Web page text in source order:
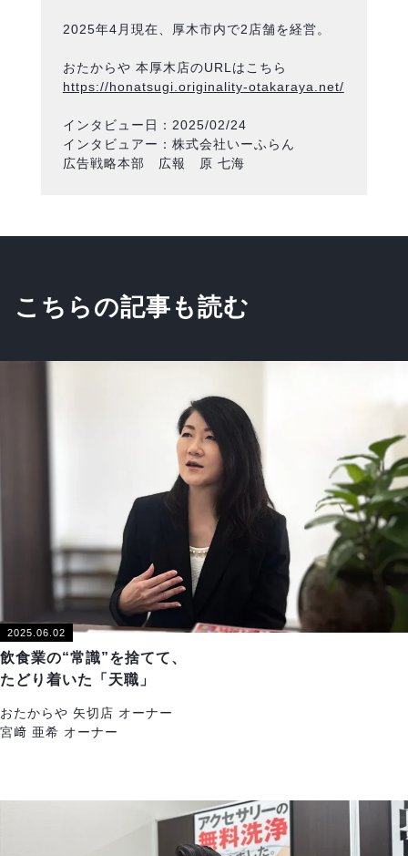
2025年4月現在、厚木市内で2店舗を経営。
おたからや 本厚木店のURLはこちら
https://honatsugi.originality-otakaraya.net/
インタビュー日：2025/02/24
インタビュアー：株式会社いーふらん
広告戦略本部 広報 原 七海
こちらの記事も読む
2025.06.02
飲食業の“常識”を捨てて、
たどり着いた「天職」
おたからや 矢切店 オーナー
宮﨑 亜希 オーナー